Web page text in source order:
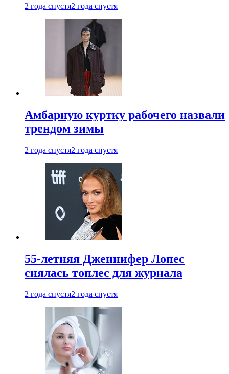
2 года спустя2 года спустя
Амбарную куртку рабочего назвали
трендом зимы
2 года спустя2 года спустя
55-летняя Дженнифер Лопес
снялась топлес для журнала
2 года спустя2 года спустя